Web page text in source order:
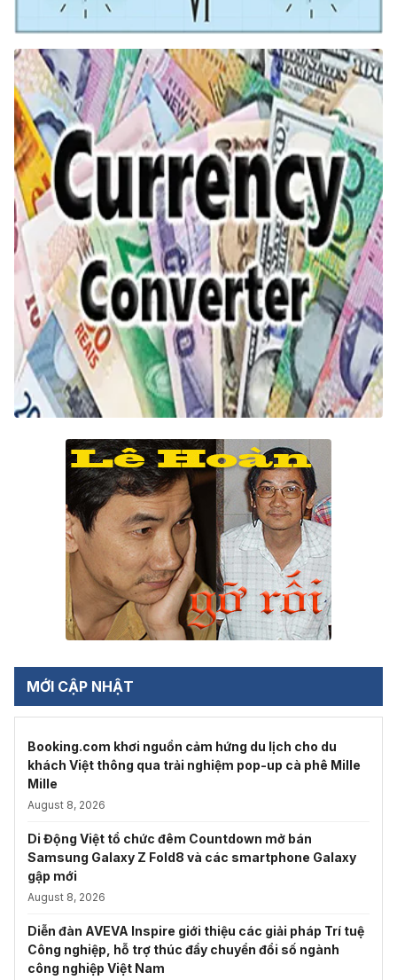
MỚI CẬP NHẬT
Booking.com khơi nguồn cảm hứng du lịch cho du
khách Việt thông qua trải nghiệm pop-up cà phê Mille
Mille
August 8, 2026
Di Động Việt tổ chức đêm Countdown mở bán
Samsung Galaxy Z Fold8 và các smartphone Galaxy
gập mới
August 8, 2026
Diễn đàn AVEVA Inspire giới thiệu các giải pháp Trí tuệ
Công nghiệp, hỗ trợ thúc đẩy chuyển đổi số ngành
công nghiệp Việt Nam